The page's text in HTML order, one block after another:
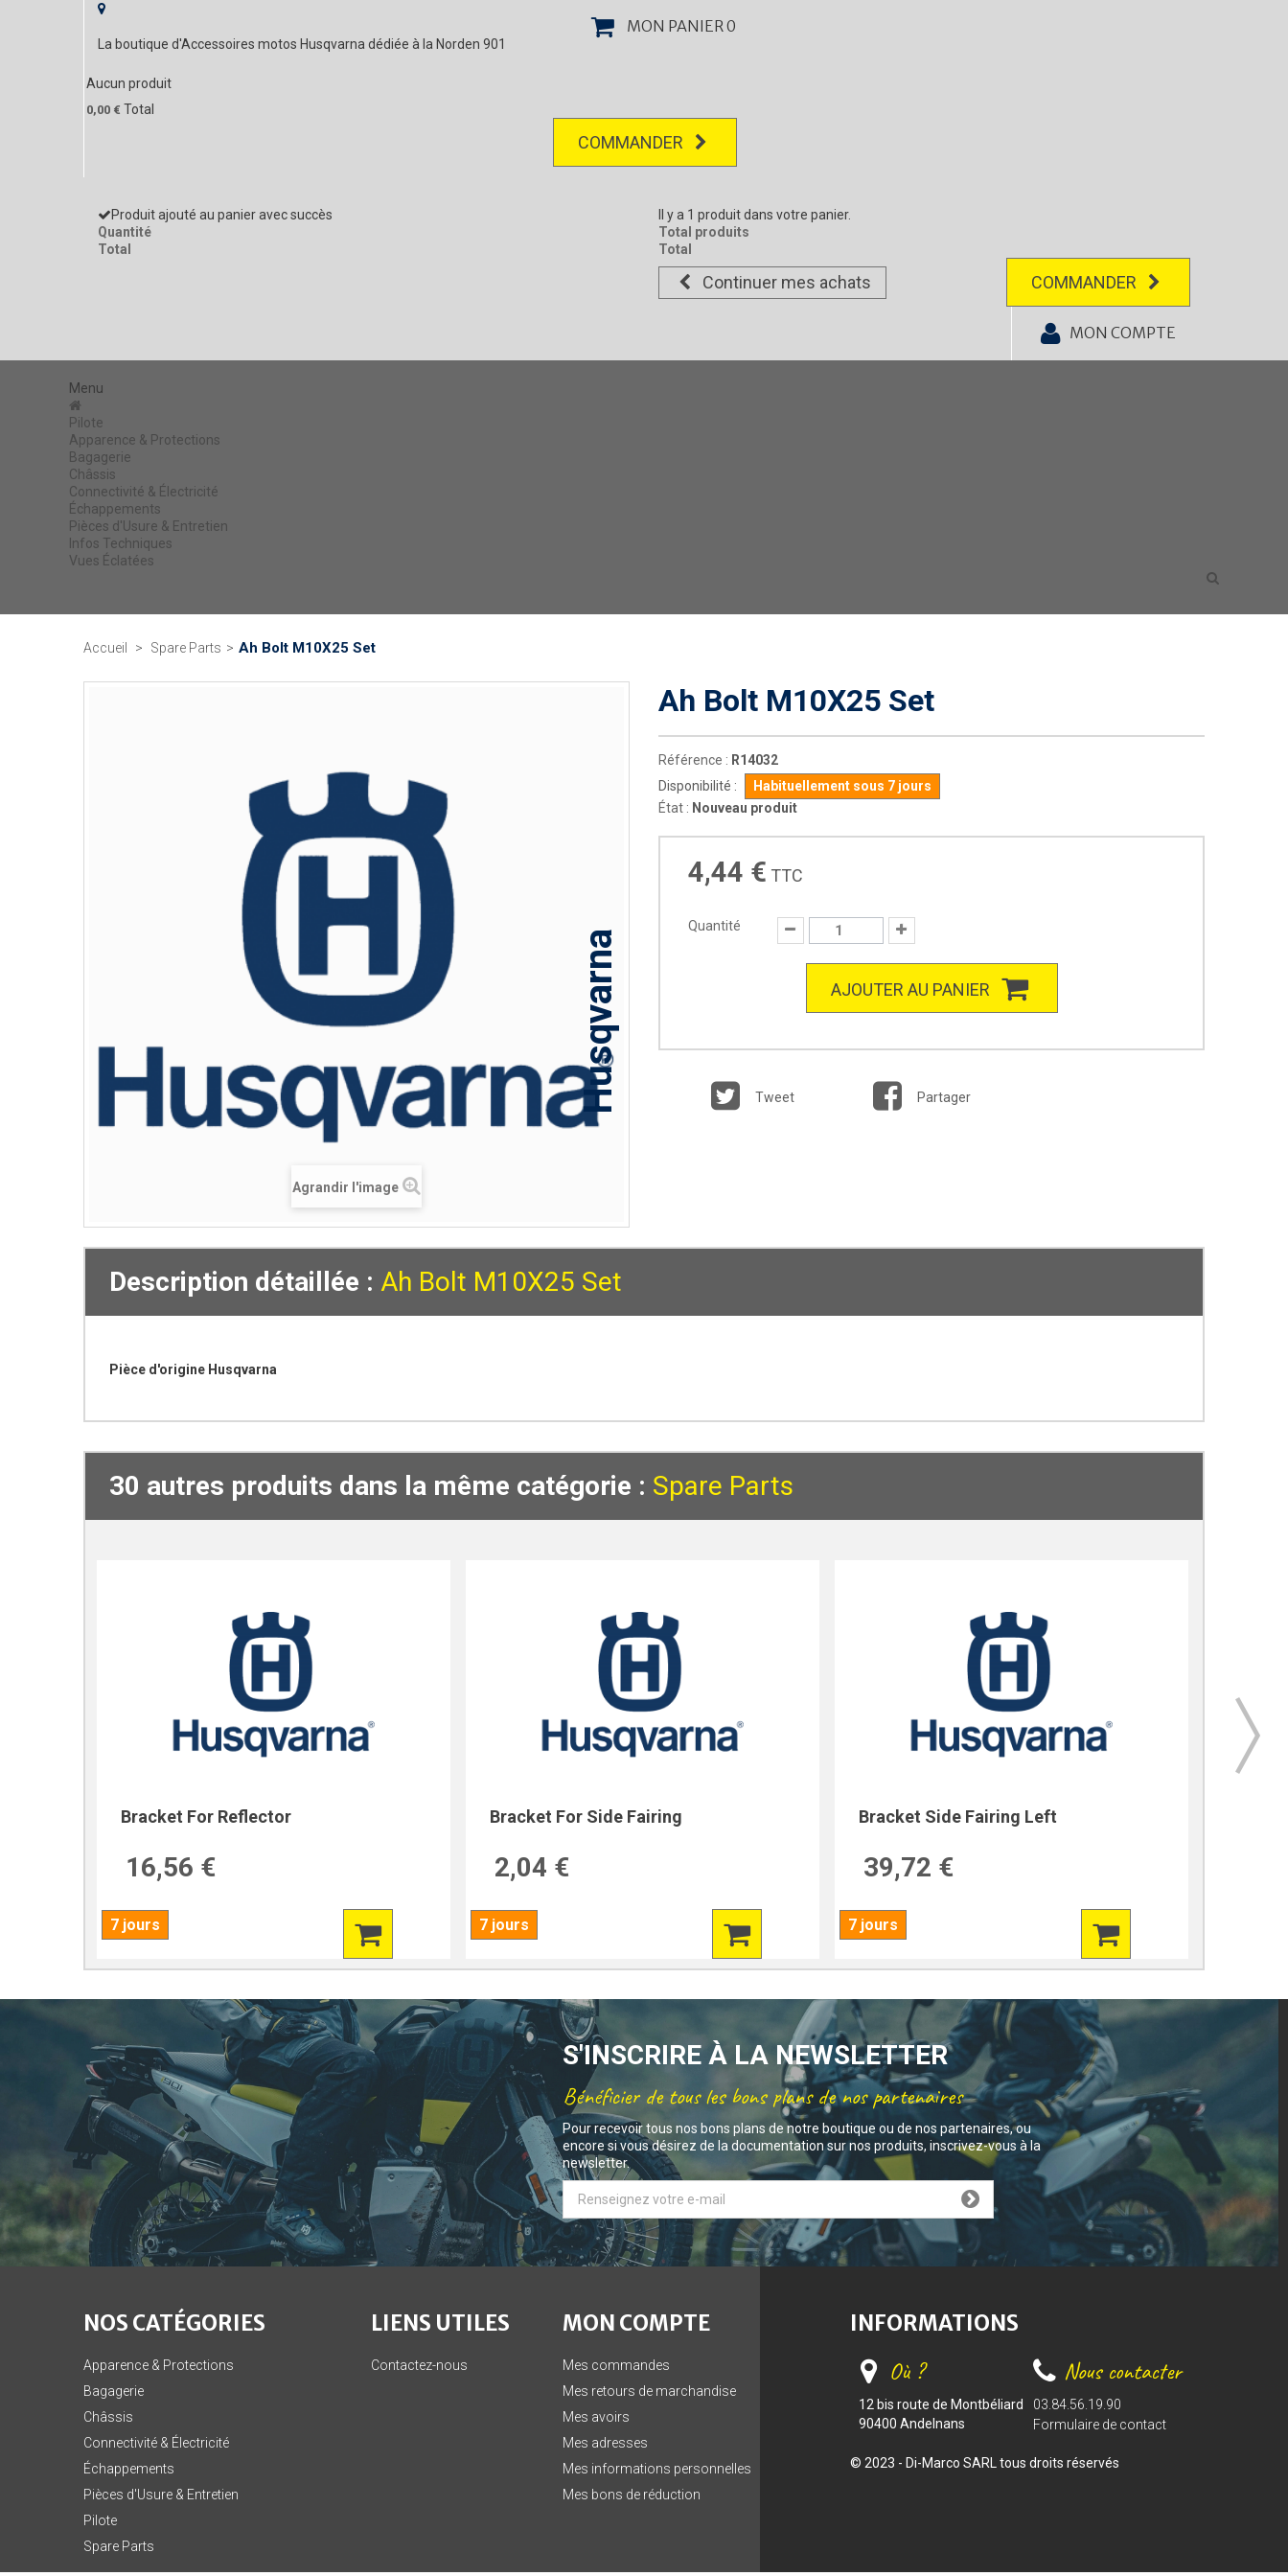
La boutique d'Accessoires motos Husqvarna dédiée à la Norden 901
MON PANIER0
Aucun produit
0,00 € Total
COMMANDER
Produit ajouté au panier avec succès
Quantité
Total
Il y a 1 produit dans votre panier.
Total produits
Total
Continuer mes achats COMMANDER
MON COMPTE
Menu
Pilote
Apparence & Protections
Bagagerie
Châssis
Connectivité & Électricité
Échappements
Pièces d'Usure & Entretien
Infos Techniques
Vues Éclatées
Accueil > Spare Parts > Ah Bolt M10X25 Set
Agrandir l'image
Husqvarna
Ah Bolt M10X25 Set
Référence : R14032
Disponibilité :
Habituellement sous 7 jours
État : Nouveau produit
4,44 € TTC
Quantité
AJOUTER AU PANIER
Tweet Partager
Description détaillée : Ah Bolt M10X25 Set
Pièce d'origine Husqvarna
30 autres produits dans la même catégorie : Spare Parts
Bracket For Reflector
16,56 €
7 jours
Bracket For Side Fairing
2,04 €
7 jours
Bracket Side Fairing Left
39,72 €
7 jours
S'INSCRIRE À LA NEWSLETTER
Bénéficier de tous les bons plans de nos partenaires
Pour recevoir tous nos bons plans de notre boutique ou de nos partenaires, ou
encore si vous désirez de la documentation sur nos produits, inscrivez-vous à la
newsletter.
NOS CATÉGORIES
Apparence & Protections
Bagagerie
Châssis
Connectivité & Électricité
Échappements
Pièces d'Usure & Entretien
Pilote
Spare Parts
LIENS UTILES
Contactez-nous
MON COMPTE
Mes commandes
Mes retours de marchandise
Mes avoirs
Mes adresses
Mes informations personnelles
Mes bons de réduction
INFORMATIONS
Où ?
12 bis route de Montbéliard
90400 Andelnans
Nous contacter
03.84.56.19.90
Formulaire de contact
© 2023 - Di-Marco SARL tous droits réservés